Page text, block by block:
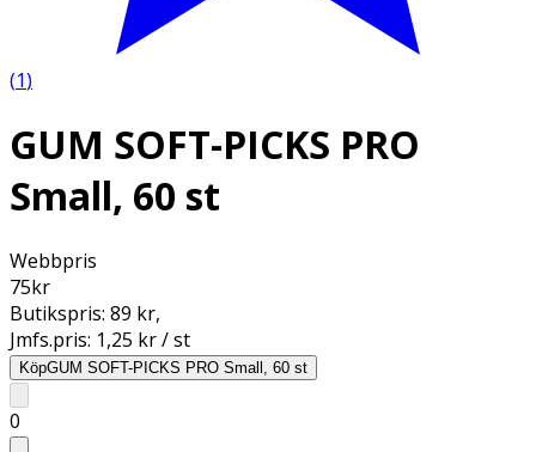
(1)
GUM SOFT-PICKS PRO
Small, 60 st
Webbpris
75kr
Butikspris: 89 kr,
Jmfs.pris: 1,25 kr / st
KöpGUM SOFT-PICKS PRO Small, 60 st
0